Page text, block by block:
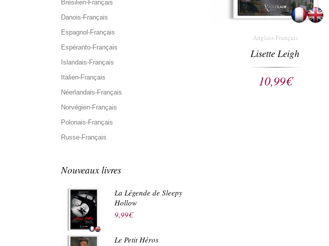
Brésilien-Français
Danois-Français
Espagnol-Français
Espéranto-Français
Islandais-Français
Italien-Français
Néerlandais-Français
Norvégien-Français
Polonais-Français
Russe-Français
Nouveaux livres
La Légende de Sleepy
Hollow
9,99€
Le Petit Héros
Anglais-Français
Lisette Leigh
10,99€